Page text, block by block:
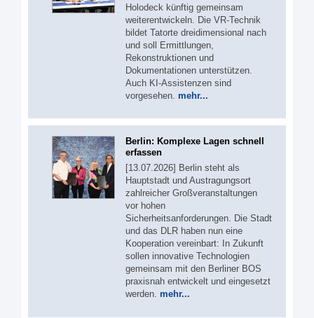
Holodeck künftig gemeinsam
weiterentwickeln. Die VR-Technik
bildet Tatorte dreidimensional nach
und soll Ermittlungen,
Rekonstruktionen und
Dokumentationen unterstützen.
Auch KI-Assistenzen sind
vorgesehen. mehr...
Berlin: Komplexe Lagen schnell
erfassen
[13.07.2026] Berlin steht als
Hauptstadt und Austragungsort
zahlreicher Großveranstaltungen
vor hohen
Sicherheitsanforderungen. Die Stadt
und das DLR haben nun eine
Kooperation vereinbart: In Zukunft
sollen innovative Technologien
gemeinsam mit den Berliner BOS
praxisnah entwickelt und eingesetzt
werden. mehr...